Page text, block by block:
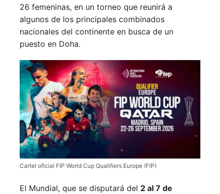
26 femeninas, en un torneo que reunirá a
algunos de los principales combinados
nacionales del continente en busca de un
puesto en Doha.
Cartel oficial FIP World Cup Qualifiers Europe (FIP)
El Mundial, que se disputará del 2 al 7 de